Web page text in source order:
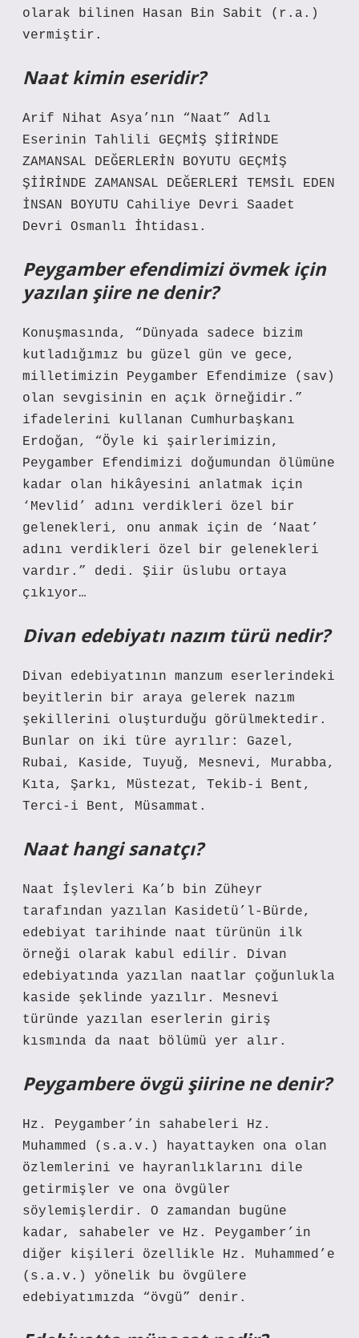
olarak bilinen Hasan Bin Sabit (r.a.)
vermiştir.
Naat kimin eseridir?
Arif Nihat Asya’nın “Naat” Adlı
Eserinin Tahlili GEÇMİŞ ŞİİRİNDE
ZAMANSAL DEĞERLERİN BOYUTU GEÇMİŞ
ŞİİRİNDE ZAMANSAL DEĞERLERİ TEMSİL EDEN
İNSAN BOYUTU Cahiliye Devri Saadet
Devri Osmanlı İhtidası.
Peygamber efendimizi övmek için
yazılan şiire ne denir?
Konuşmasında, “Dünyada sadece bizim
kutladığımız bu güzel gün ve gece,
milletimizin Peygamber Efendimize (sav)
olan sevgisinin en açık örneğidir.”
ifadelerini kullanan Cumhurbaşkanı
Erdoğan, “Öyle ki şairlerimizin,
Peygamber Efendimizi doğumundan ölümüne
kadar olan hikâyesini anlatmak için
‘Mevlid’ adını verdikleri özel bir
gelenekleri, onu anmak için de ‘Naat’
adını verdikleri özel bir gelenekleri
vardır.” dedi. Şiir üslubu ortaya
çıkıyor…
Divan edebiyatı nazım türü nedir?
Divan edebiyatının manzum eserlerindeki
beyitlerin bir araya gelerek nazım
şekillerini oluşturduğu görülmektedir.
Bunlar on iki türe ayrılır: Gazel,
Rubai, Kaside, Tuyuğ, Mesnevi, Murabba,
Kıta, Şarkı, Müstezat, Tekib-i Bent,
Terci-i Bent, Müsammat.
Naat hangi sanatçı?
Naat İşlevleri Ka’b bin Züheyr
tarafından yazılan Kasidetü’l-Bürde,
edebiyat tarihinde naat türünün ilk
örneği olarak kabul edilir. Divan
edebiyatında yazılan naatlar çoğunlukla
kaside şeklinde yazılır. Mesnevi
türünde yazılan eserlerin giriş
kısmında da naat bölümü yer alır.
Peygambere övgü şiirine ne denir?
Hz. Peygamber’in sahabeleri Hz.
Muhammed (s.a.v.) hayattayken ona olan
özlemlerini ve hayranlıklarını dile
getirmişler ve ona övgüler
söylemişlerdir. O zamandan bugüne
kadar, sahabeler ve Hz. Peygamber’in
diğer kişileri özellikle Hz. Muhammed’e
(s.a.v.) yönelik bu övgülere
edebiyatımızda “övgü” denir.